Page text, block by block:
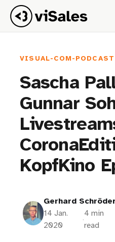
VISUAL-COM-PODCAST
Sascha
Gunnar
KopfKino
Gerhard Schröder
14 Jan.
2020
·
4 min
read